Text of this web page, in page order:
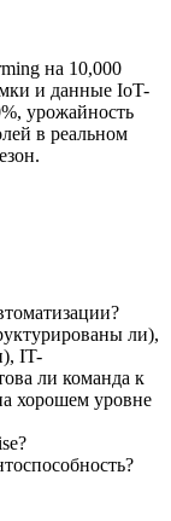
на 10,000
и данные IoT-
урожайность
в реальном
ли),
IT-
ли команда к
хорошем уровне